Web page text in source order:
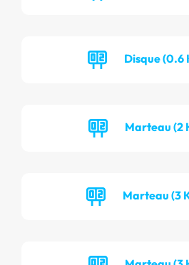
Disque (0.6
Marteau (2
Marteau (3